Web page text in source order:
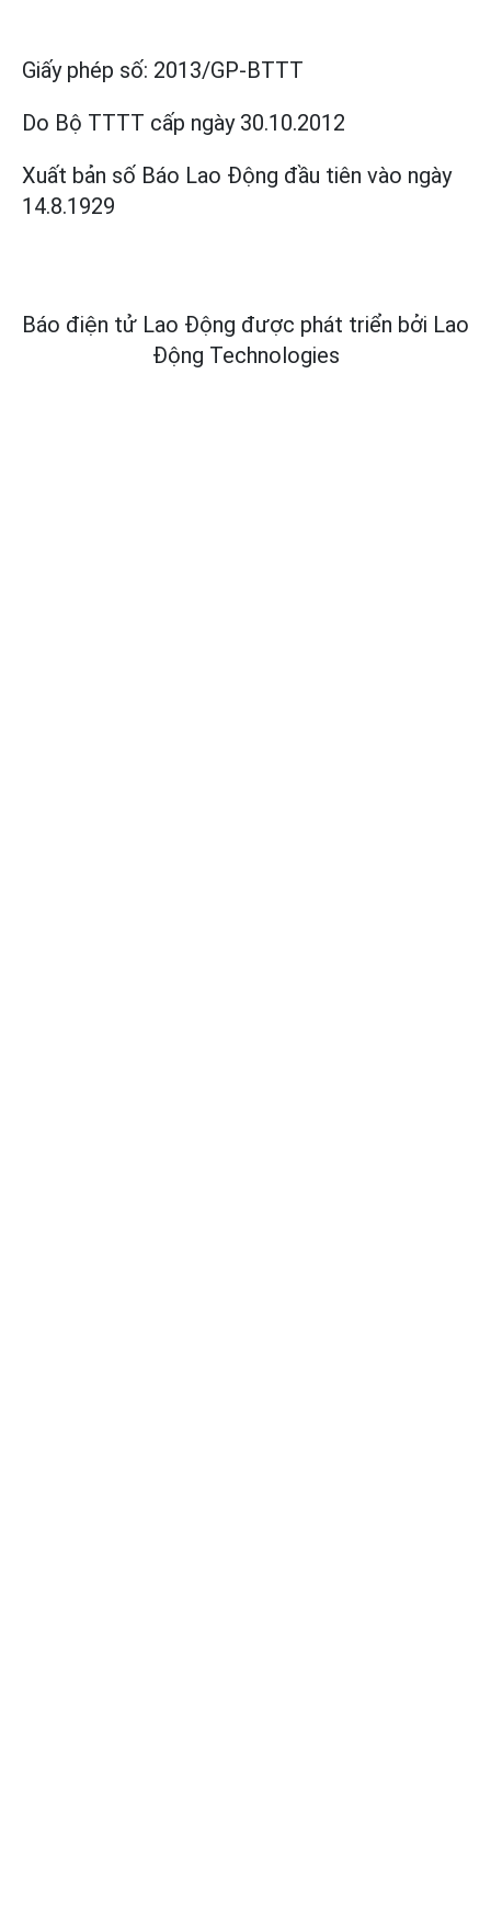
Giấy phép số: 2013/GP-BTTT
Do Bộ TTTT cấp ngày 30.10.2012
Xuất bản số Báo Lao Động đầu tiên vào ngày
14.8.1929
Báo điện tử Lao Động được phát triển bởi Lao
Động Technologies